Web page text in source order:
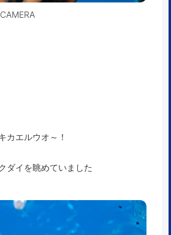
カエルウオ～！
ダイを眺めていました